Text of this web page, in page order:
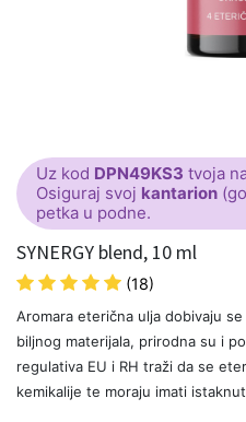
Uz kod DPN49KS3 tvoja
Osiguraj svoj kantarion
petka u podne.
SYNERGY blend, 10 ml
(18)
Aromara eterična ulja dobivaju
biljnog materijala, prirodna su i
regulativa EU i RH traži da se
kemikalije te moraju imati